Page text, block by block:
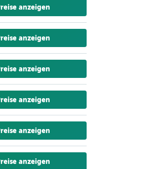
anzeigen
anzeigen
anzeigen
anzeigen
anzeigen
anzeigen